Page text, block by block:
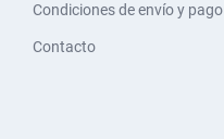
Condiciones de envío y pago
Contacto